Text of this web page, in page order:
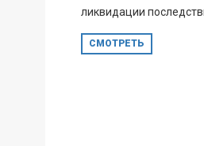
ликвидации
СМОТРЕТЬ